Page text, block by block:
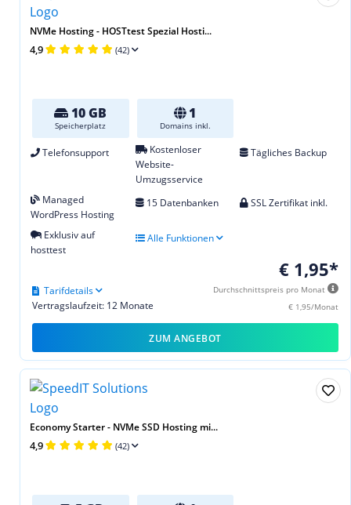
NVMe Hosting - HOSTtest Spezial Hosti...
4,9 (42)
10 GB
Speicherplatz
1
Domains inkl.
Telefonsupport
Kostenloser
Website-
Umzugsservice
Tägliches Backup
Managed
WordPress Hosting
15 Datenbanken SSL Zertifikat inkl.
Exklusiv auf
hosttest
Alle Funktionen
€ 1,95*
Durchschnittspreis pro Monat
€ 1,95/Monat
Vertragslaufzeit: 12 Monate
Tarifdetails
ZUM ANGEBOT
Economy Starter - NVMe SSD Hosting mi...
4,9 (42)